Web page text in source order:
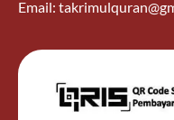
Email: